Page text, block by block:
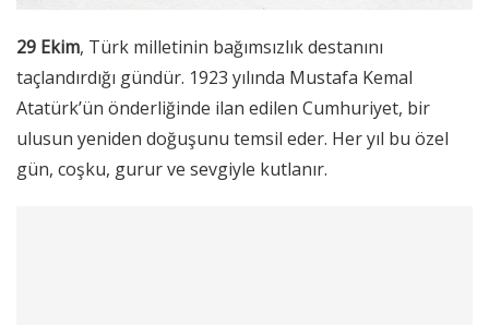
29 Ekim, Türk milletinin bağımsızlık destanını
taçlandırdığı gündür. 1923 yılında Mustafa Kemal
Atatürk’ün önderliğinde ilan edilen Cumhuriyet, bir
ulusun yeniden doğuşunu temsil eder. Her yıl bu özel
gün, coşku, gurur ve sevgiyle kutlanır.